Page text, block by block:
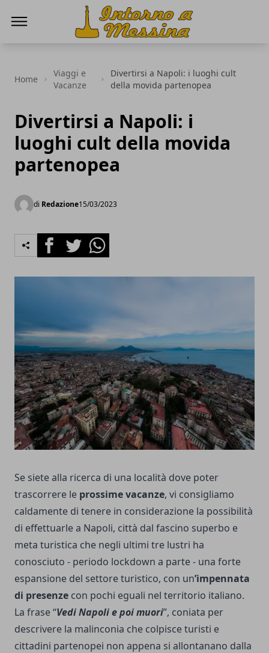
Home
Viaggi e
Vacanze
Divertirsi a Napoli: i luoghi cult
della movida partenopea
Divertirsi a Napoli: i
luoghi cult della movida
partenopea
di Redazione15/03/2023
FacebookTwitterWhatsapp
Se siete alla ricerca di una località dove poter
trascorrere le prossime vacanze, vi consigliamo
caldamente di tenere in considerazione la possibilità
di effettuarle a Napoli, città dal fascino superbo e
meta turistica che negli ultimi tre lustri ha
conosciuto - periodo lockdown a parte - una forte
espansione del settore turistico, con un’impennata
di presenze con pochi eguali nel territorio italiano.
La frase “Vedi Napoli e poi muori”, coniata per
descrivere la malinconia che colpisce turisti e
cittadini partenopei non appena si allontanano dalla